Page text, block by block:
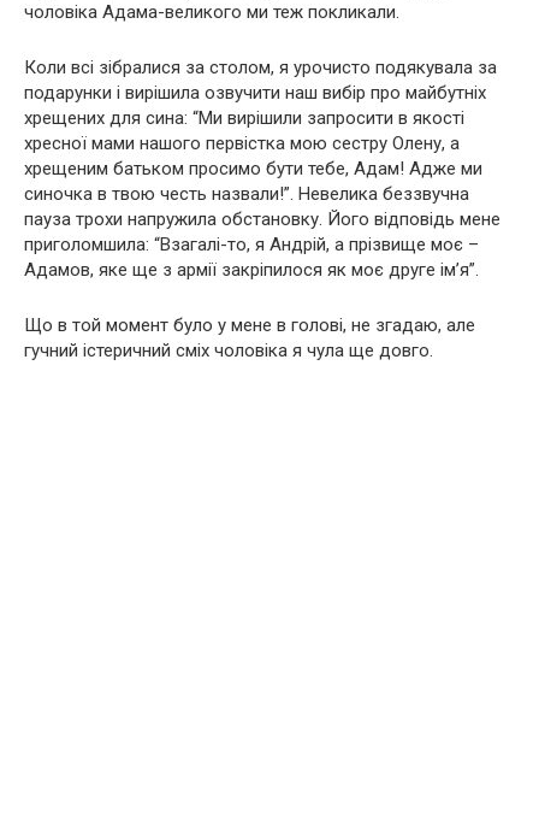
чоловіка Адама-великого ми теж покликали.
Коли всі зібралися за столом, я урочисто подякувала за
подарунки і вирішила озвучити наш вибір про майбутніх
хрещених для сина: “Ми вирішили запросити в якості
хресної мами нашого первістка мою сестру Олену, а
хрещеним батьком просимо бути тебе, Адам! Адже ми
синочка в твою честь назвали!”. Невелика беззвучна
пауза трохи напружила обстановку. Його відповідь мене
приголомшила: “Взагалі-то, я Андрій, а прізвище моє –
Адамов, яке ще з армії закріпилося як моє друге ім’я”.
Що в той момент було у мене в голові, не згадаю, але
гучний істеричний сміх чоловіка я чула ще довго.